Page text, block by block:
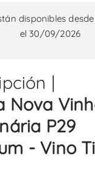
disponibles
el 30/09/2026
|
Nova
P29
- Vino